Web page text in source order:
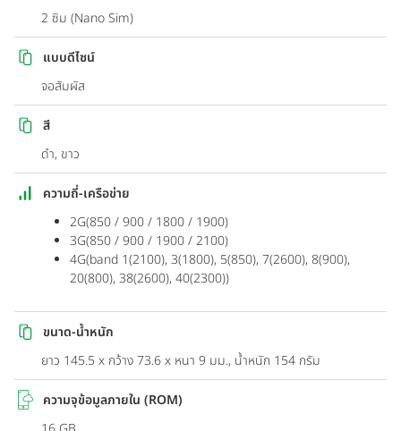
2 ซิม (Nano Sim)
แบบดีไซน์
จอสัมผัส
สี
ดำ, ขาว
ความถี่-เครือข่าย
2G(850 / 900 / 1800 / 1900)
3G(850 / 900 / 1900 / 2100)
4G(band 1(2100), 3(1800), 5(850), 7(2600), 8(900),
20(800), 38(2600), 40(2300))
ขนาด-น้ำหนัก
ยาว 145.5 x กว้าง 73.6 x หนา 9 มม., น้ำหนัก 154 กรัม
ความจุข้อมูลภายใน (ROM)